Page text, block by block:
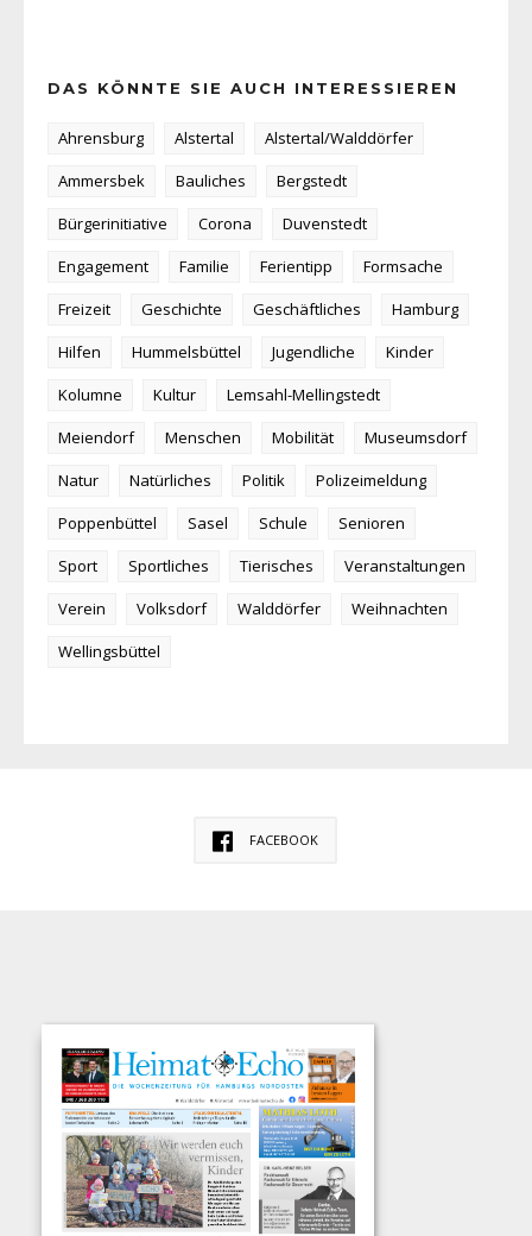
DAS KÖNNTE SIE AUCH INTERESSIEREN
Ahrensburg Alstertal
Alstertal/Walddörfer
Ammersbek
Bauliches
Bergstedt
Bürgerinitiative
Corona
Duvenstedt
Engagement
Familie Ferientipp
Formsache
Freizeit
Geschichte Geschäftliches
Hamburg
Hilfen
Hummelsbüttel Jugendliche
Kinder
Kolumne
Kultur
Lemsahl-Mellingstedt
Meiendorf
Menschen Mobilität
Museumsdorf
Natur
Natürliches Politik
Polizeimeldung
Poppenbüttel
Sasel Schule
Senioren
Sport
Sportliches Tierisches
Veranstaltungen
Verein
Volksdorf Walddörfer
Weihnachten
Wellingsbüttel
FACEBOOK